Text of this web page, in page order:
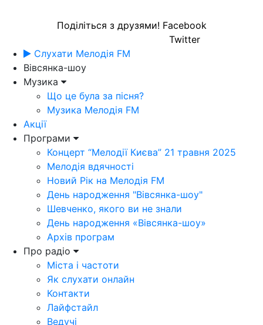
Поділіться з друзями! Facebook
Twitter
Слухати Мелодія FM
Вівсянка-шоу
Музика
Що це була за пісня?
Музика Мелодія FM
Акції
Програми
Концерт “Мелодії Києва” 21 травня 2025
Мелодія вдячності
Новий Рік на Мелодія FM
День народження "Вівсянка-шоу"
Шевченко, якого ви не знали
День народження «Вівсянка-шоу»
Архів програм
Про радіо
Міста і частоти
Як слухати онлайн
Контакти
Лайфстайл
Ведучі